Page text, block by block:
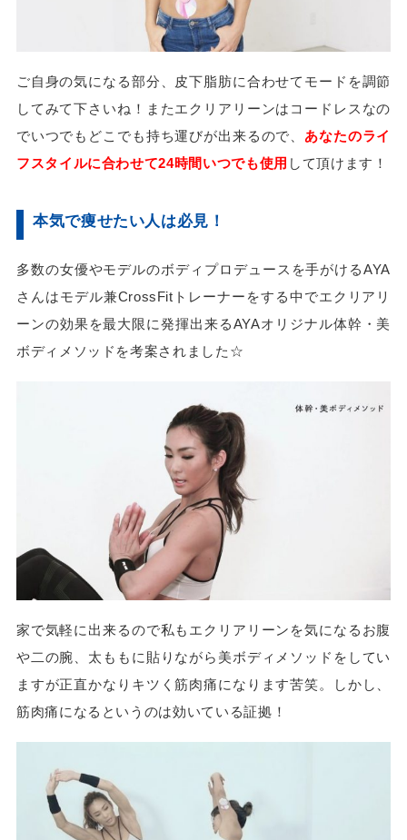
ご自身の気になる部分、皮下脂肪に合わせてモードを調節
してみて下さいね！またエクリアリーンはコードレスなの
でいつでもどこでも持ち運びが出来るので、 あなたのライ
フスタイルに合わせて24時間いつでも使用 して頂けます！
本気で痩せたい人は必見！
多数の女優やモデルのボディプロデュースを手がけるAYA
さんはモデル兼CrossFitトレーナーをする中でエクリアリ
ーンの効果を最大限に発揮出来るAYAオリジナル体幹・美
ボディメソッドを考案されました☆
家で気軽に出来るので私もエクリアリーンを気になるお腹
や二の腕、太ももに貼りながら美ボディメソッドをしてい
ますが正直かなりキツく筋肉痛になります苦笑。しかし、
筋肉痛になるというのは効いている証拠！